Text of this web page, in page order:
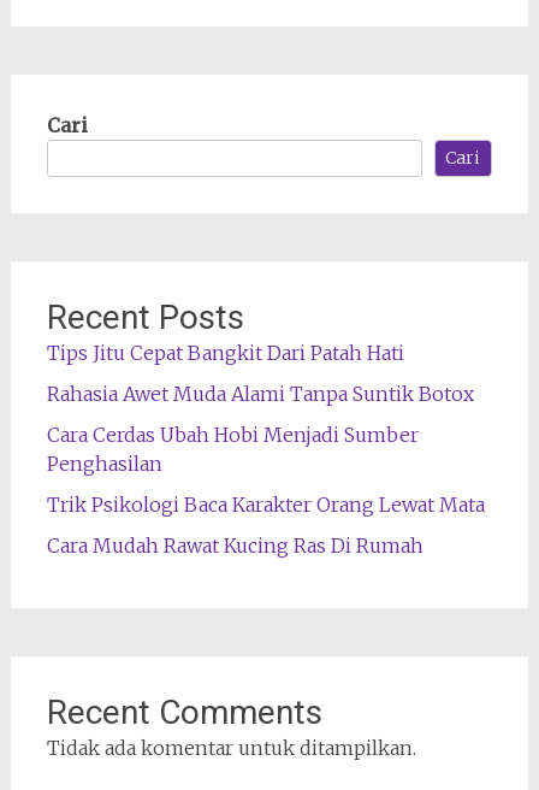
Cari
Cari
Recent Posts
Tips Jitu Cepat Bangkit Dari Patah Hati
Rahasia Awet Muda Alami Tanpa Suntik Botox
Cara Cerdas Ubah Hobi Menjadi Sumber
Penghasilan
Trik Psikologi Baca Karakter Orang Lewat Mata
Cara Mudah Rawat Kucing Ras Di Rumah
Recent Comments
Tidak ada komentar untuk ditampilkan.